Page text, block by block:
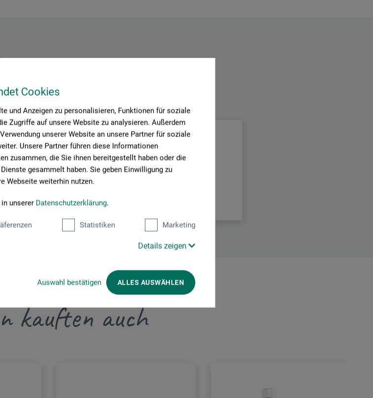
Cookies
und Anzeigen zu personalisieren, Funktionen für soziale
Zugriffe auf unsere Website zu analysieren. Außerdem
unserer Website an unsere Partner für soziale
Unsere Partner führen diese Informationen
zusammen, die Sie ihnen bereitgestellt haben oder die
gesammelt haben. Sie geben Einwilligung zu
Webseite weiterhin nutzen.
unserer Datenschutzerklärung.
Statistiken Marketing
Details zeigen
Auswahl bestätigen ALLES AUSWÄHLEN
Kontakt
kauften auch